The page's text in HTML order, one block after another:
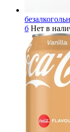
б Нет в